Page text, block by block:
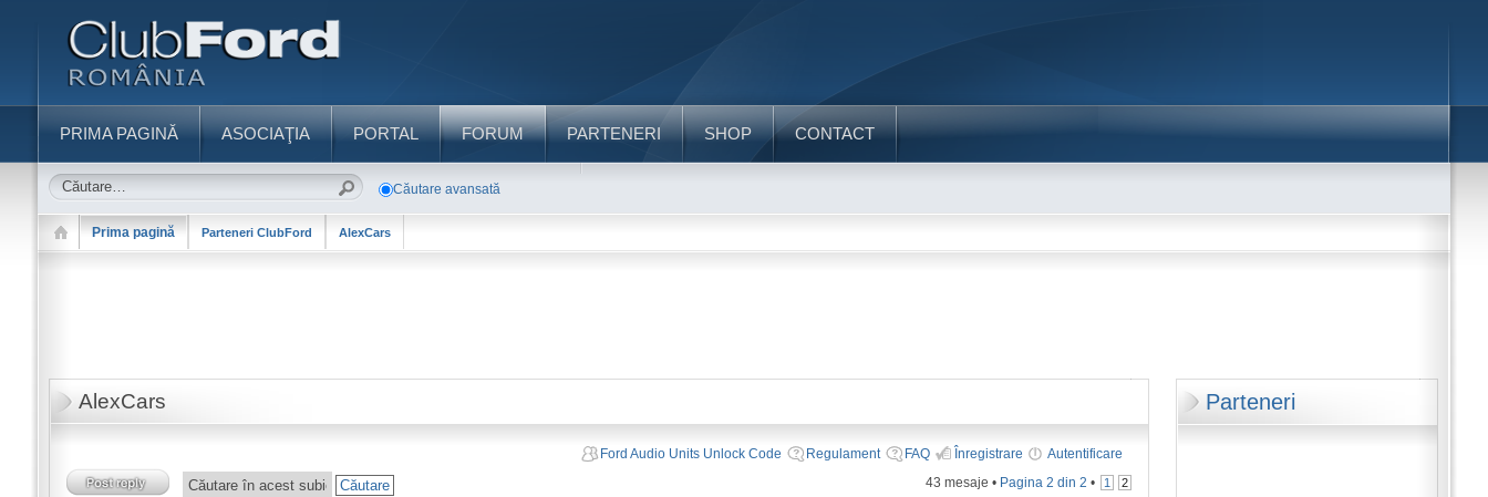
PRIMA PAGINĂ ASOCIAŢIA PORTAL FORUM PARTENERI SHOP CONTACT
Căutare avansată
Prima pagină Parteneri ClubFord AlexCars
Parteneri
AlexCars
Ford Audio Units Unlock Code Regulament FAQ Înregistrare
Autentificare
43 mesaje • Pagina2 din2 • 1 2